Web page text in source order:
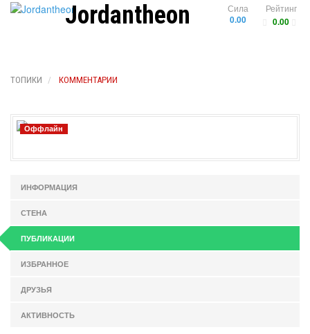
Рейтинг
0.00
Сила
0.00
Jordantheon
ТОПИКИ КОММЕНТАРИИ
Оффлайн
ИНФОРМАЦИЯ
СТЕНА
ПУБЛИКАЦИИ
ИЗБРАННОЕ
ДРУЗЬЯ
АКТИВНОСТЬ